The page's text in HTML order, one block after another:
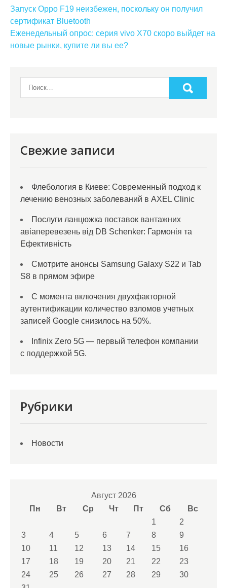
Навигация
по
записям
Запуск Oppo F19 неизбежен, поскольку он получил
сертификат Bluetooth
Еженедельный опрос: серия vivo X70 скоро выйдет на
новые рынки, купите ли вы ее?
Свежие записи
Флебология в Киеве: Современный подход к
лечению венозных заболеваний в AXEL Clinic
Послуги ланцюжка поставок вантажних
авіаперевезень від DB Schenker: Гармонія та
Ефективність
Смотрите анонсы Samsung Galaxy S22 и Tab
S8 в прямом эфире
С момента включения двухфакторной
аутентификации количество взломов учетных
записей Google снизилось на 50%.
Infinix Zero 5G — первый телефон компании
с поддержкой 5G.
Рубрики
Новости
Август 2026
Пн
Вт Ср Чт Пт Сб
Вс
1
2
3
4 5 6 7 8
9
10
11 12 13 14 15
16
17
18 19 20 21 22
23
24
25 26 27 28 29
30